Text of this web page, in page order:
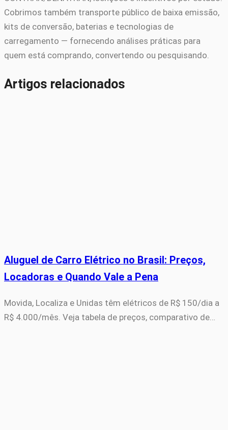
Cobrimos também transporte público de baixa emissão,
kits de conversão, baterias e tecnologias de
carregamento — fornecendo análises práticas para
quem está comprando, convertendo ou pesquisando.
Artigos relacionados
Aluguel de Carro Elétrico no Brasil: Preços,
Locadoras e Quando Vale a Pena
Movida, Localiza e Unidas têm elétricos de R$ 150/dia a
R$ 4.000/mês. Veja tabela de preços, comparativo de…